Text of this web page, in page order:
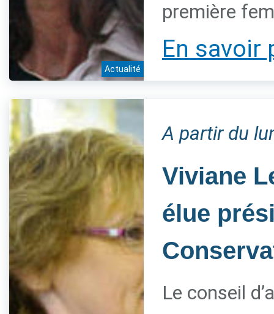
Actualité
première
En savoir
A partir du
Viviane
élue
Le conseil